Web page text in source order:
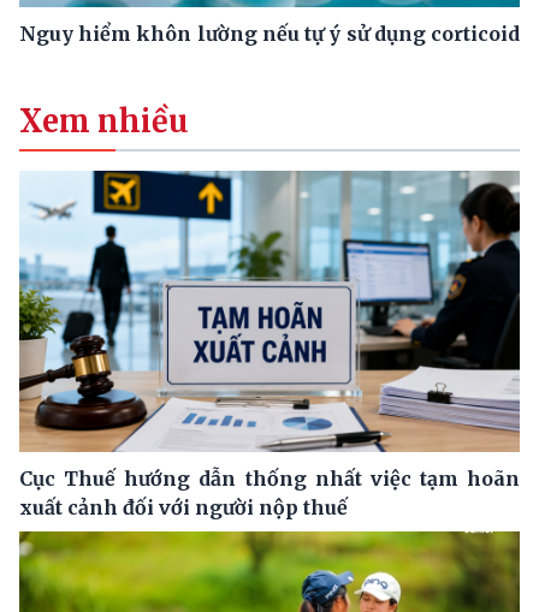
Nguy hiểm khôn lường nếu tự ý sử dụng corticoid
Xem nhiều
Cục Thuế hướng dẫn thống nhất việc tạm hoãn
xuất cảnh đối với người nộp thuế